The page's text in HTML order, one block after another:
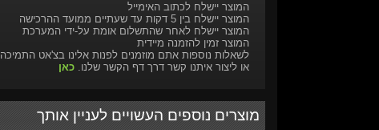
המוצר יישלח לכתוב האימייל
המוצר יישלח בין 5 דקות עד שעתיים ממועד ההרכישה
המוצר יישלח לאחר שהתשלום אומת על-ידי המערכת
המוצר זמין להזמנה מיידית
לשאלות נוספות אתם מוזמנים לפנות אלינו בצ'אט התמיכה
או ליצור איתנו קשר דרך דף הקשר שלנו.כאן
מוצרים נוספים העשויים לעניין אותך